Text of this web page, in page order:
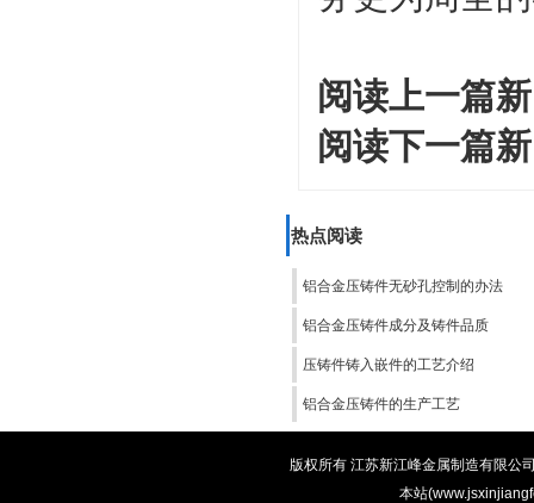
阅读上一篇
阅读下一篇
热点阅读
铝合金压铸件无砂孔控制的办法
铝合金压铸件成分及铸件品质
压铸件铸入嵌件的工艺介绍
铝合金压铸件的生产工艺
版权所有 江苏新江峰金属制造有限公
本站